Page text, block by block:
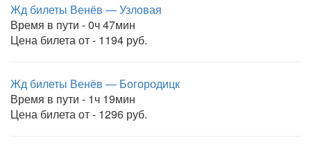
Жд билеты Венёв — Узловая
Время в пути - 0ч 47мин
Цена билета от - 1194 руб.
Жд билеты Венёв — Богородицк
Время в пути - 1ч 19мин
Цена билета от - 1296 руб.